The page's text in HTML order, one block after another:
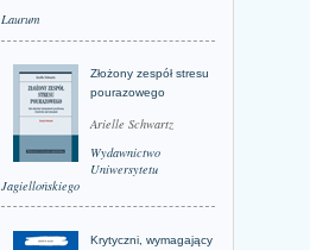
Laurum
Złożony zespół stresu
pourazowego
Arielle Schwartz
Wydawnictwo
Uniwersytetu
Jagiellońskiego
Krytyczni, wymagający